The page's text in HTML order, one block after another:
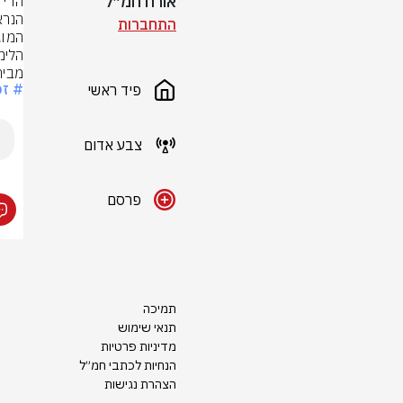
התחברות
פיד ראשי
צבע אדום
פרסם
תמיכה
תנאי שימוש
מדיניות פרטיות
הנחיות לכתבי חמ״ל
הצהרת נגישות
#